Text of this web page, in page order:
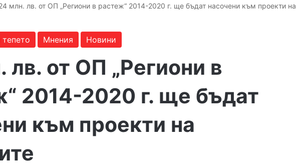
млн. лв. от ОП „Региони в растеж“ 2014-2020 г. ще бъдат насочени към проекти на
Мнения Новини
лв. от ОП „Региони в
2014-2020 г. ще бъдат
към проекти на